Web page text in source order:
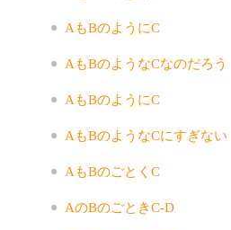
AもBのようにC
AもBのようなCなのだろう
AもBのようにC
AもBのようなCにすぎない
AもBのごとくC
AのBのごときC-D